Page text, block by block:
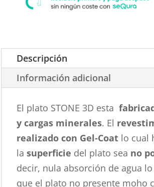
Descripción
Información adicional
El plato STONE 3D esta
y cargas minerales. El
realizado con Gel-Coat lo cual
lasuperficie del plato sea no
decir, nula absorción de agua
que el plato no presente moho